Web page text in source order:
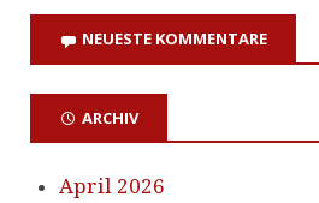
NEUESTE KOMMENTARE
ARCHIV
April 2026